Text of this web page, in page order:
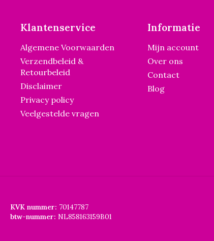
Klantenservice
Algemene Voorwaarden
Verzendbeleid &
Retourbeleid
Disclaimer
Privacy policy
Veelgestelde vragen
Informatie
Mijn account
Over ons
Contact
Blog
KVK nummer: 70147787
btw-nummer: NL858163159B01